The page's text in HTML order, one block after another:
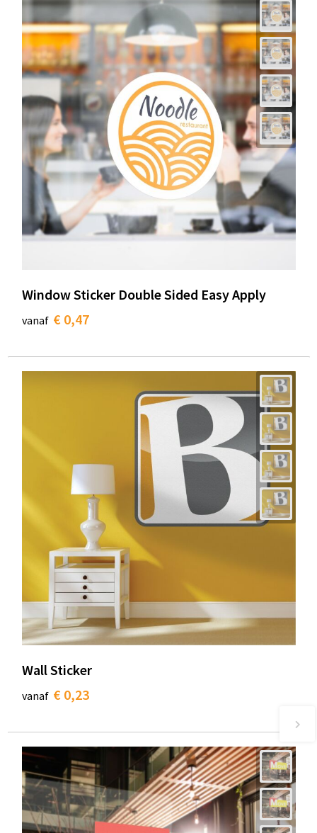
Window Sticker Double Sided Easy Apply
vanaf € 0,47
Wall Sticker
vanaf € 0,23